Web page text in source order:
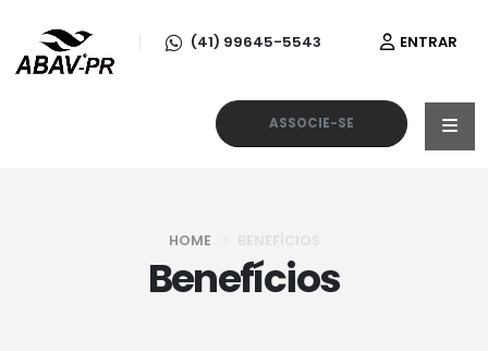
(41) 99645-5543 ENTRAR
ASSOCIE-SE
HOME
Benefícios